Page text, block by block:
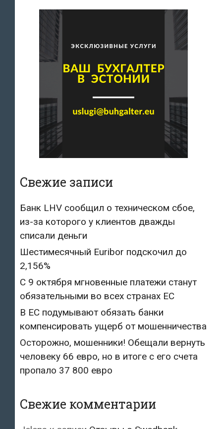
Свежие записи
Банк LHV сообщил о техническом сбое,
из-за которого у клиентов дважды
списали деньги
Шестимесячный Euribor подскочил до
2,156%
С 9 октября мгновенные платежи станут
обязательными во всех странах ЕС
В ЕС подумывают обязать банки
компенсировать ущерб от мошенничества
Осторожно, мошенники! Обещали вернуть
человеку 66 евро, но в итоге с его счета
пропало 37 800 евро
Свежие комментарии